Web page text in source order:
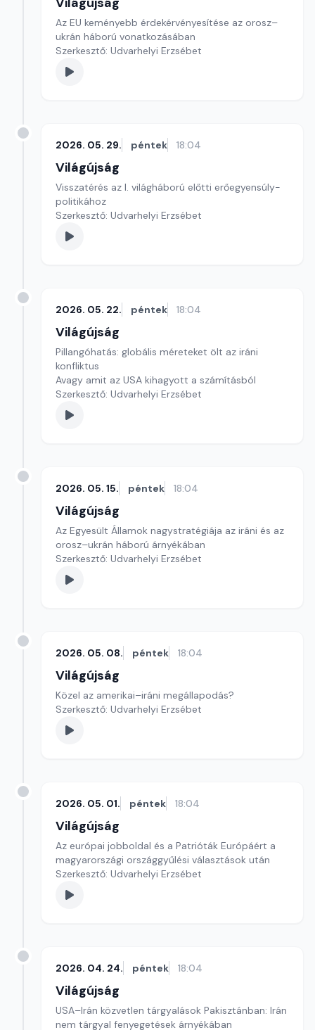
Az EU keményebb érdekérvényesítése az orosz–
ukrán háború vonatkozásában
Szerkesztő: Udvarhelyi Erzsébet
2026. 05. 29. péntek 18:04
Világújság
Visszatérés az I. világháború előtti erőegyensúly-
politikához
Szerkesztő: Udvarhelyi Erzsébet
2026. 05. 22. péntek 18:04
Világújság
Pillangóhatás: globális méreteket ölt az iráni
konfliktus
Avagy amit az USA kihagyott a számításból
Szerkesztő: Udvarhelyi Erzsébet
2026. 05. 15. péntek 18:04
Világújság
Az Egyesült Államok nagystratégiája az iráni és az
orosz–ukrán háború árnyékában
Szerkesztő: Udvarhelyi Erzsébet
2026. 05. 08. péntek 18:04
Világújság
Közel az amerikai–iráni megállapodás?
Szerkesztő: Udvarhelyi Erzsébet
2026. 05. 01. péntek 18:04
Világújság
Az európai jobboldal és a Patrióták Európáért a
magyarországi országgyűlési választások után
Szerkesztő: Udvarhelyi Erzsébet
2026. 04. 24. péntek 18:04
Világújság
USA–Irán közvetlen tárgyalások Pakisztánban: Irán
nem tárgyal fenyegetések árnyékában